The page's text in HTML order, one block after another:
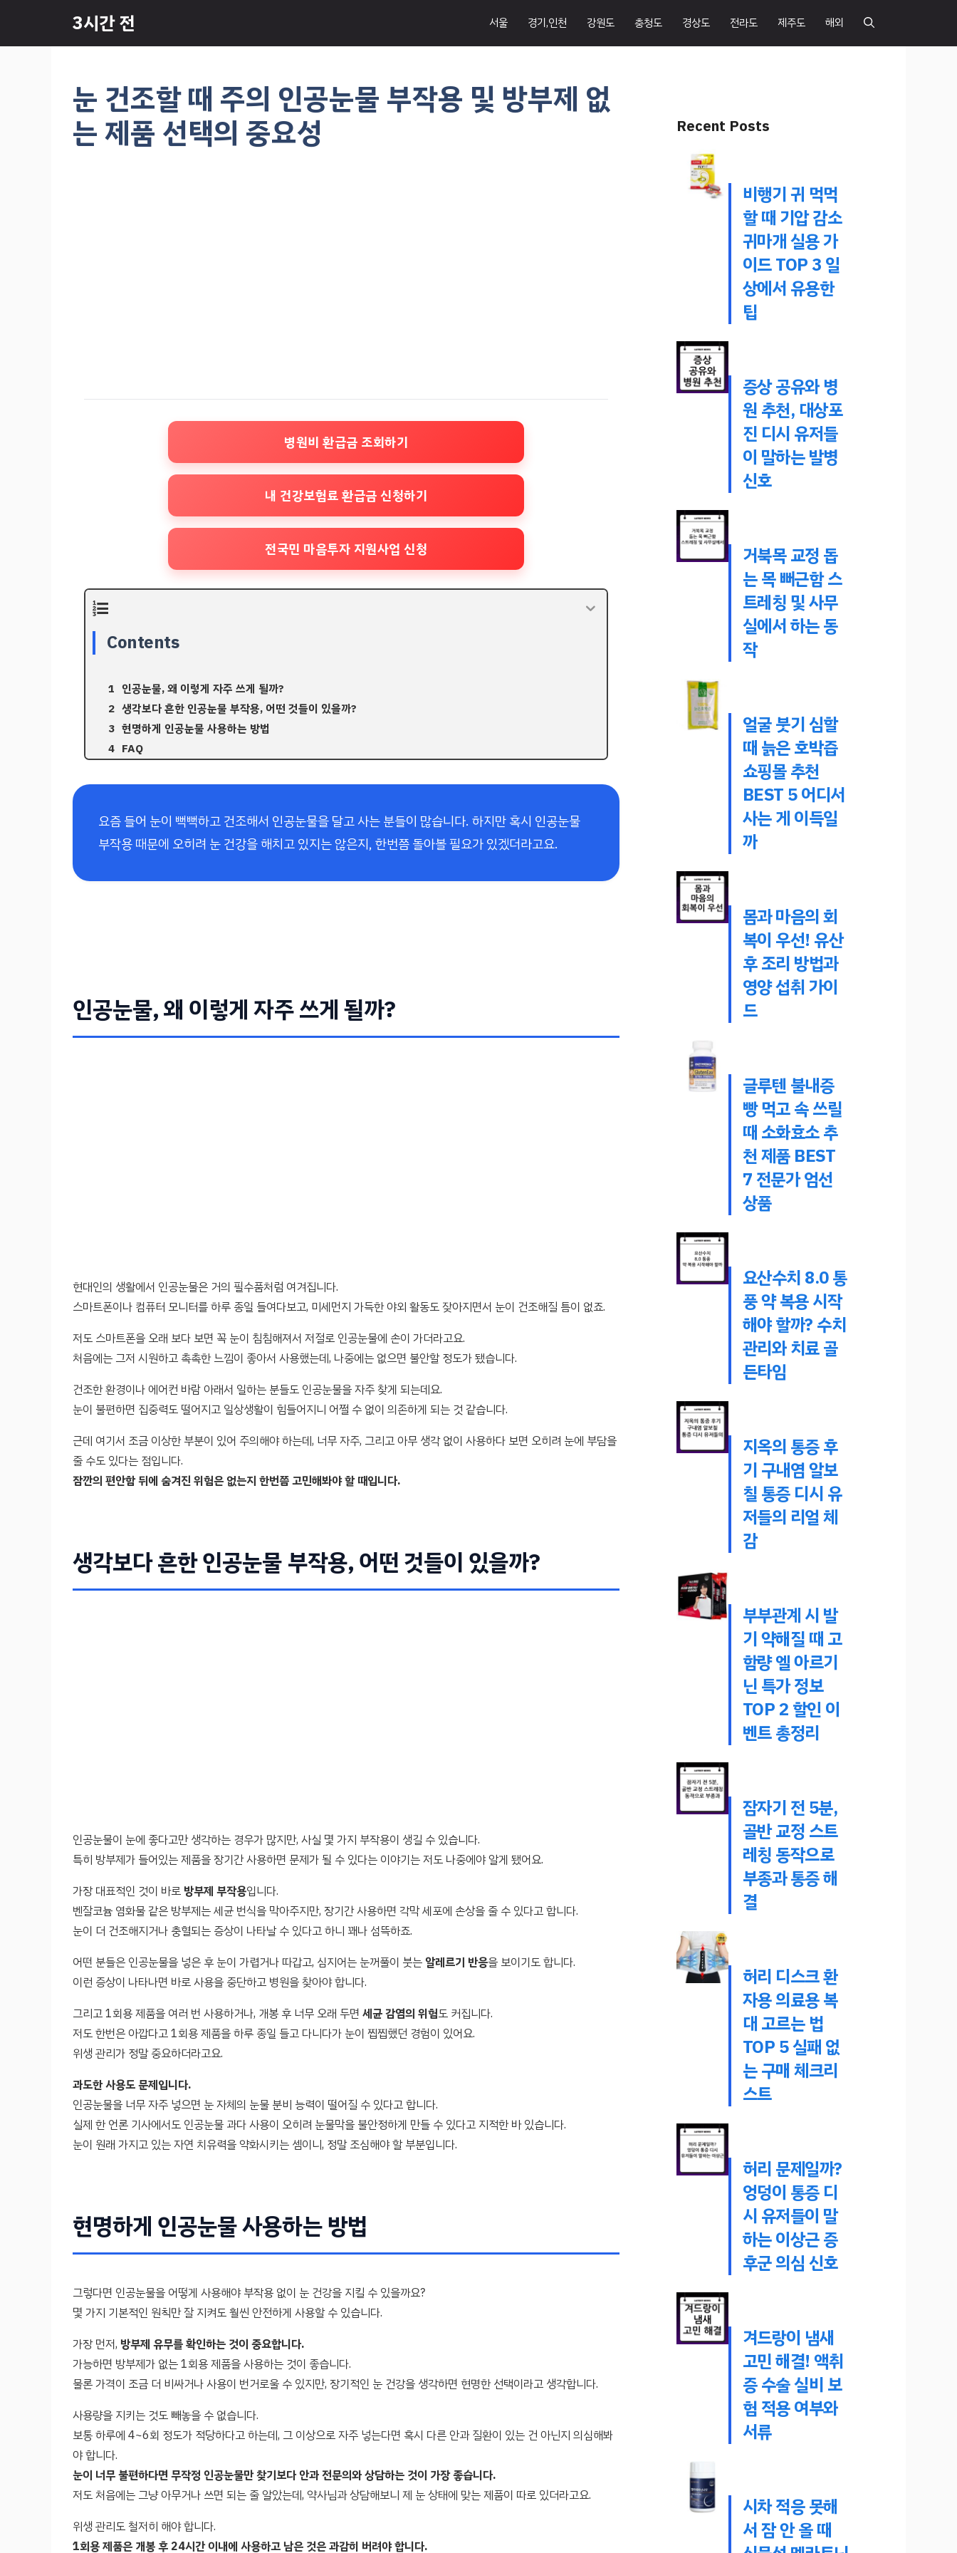
츠
3시간 전 서울 경기,인천 강원도 충청도 경상도 전라도 제주도 해외
눈 건조할 때 주의 인공눈물 부작용 및 방부제 없
는 제품 선택의 중요성
병원비 환급금 조회하기
내 건강보험료 환급금 신청하기
전국민 마음투자 지원사업 신청
Contents
인공눈물, 왜 이렇게 자주 쓰게 될까?
생각보다 흔한 인공눈물 부작용, 어떤 것들이 있을까?
현명하게 인공눈물 사용하는 방법
FAQ
요즘 들어 눈이 뻑뻑하고 건조해서 인공눈물을 달고 사는 분들이 많습니다. 하지만 혹시 인공눈물
부작용 때문에 오히려 눈 건강을 해치고 있지는 않은지, 한번쯤 돌아볼 필요가 있겠더라고요.
인공눈물, 왜 이렇게 자주 쓰게 될까?
현대인의 생활에서 인공눈물은 거의 필수품처럼 여겨집니다.
스마트폰이나 컴퓨터 모니터를 하루 종일 들여다보고, 미세먼지 가득한 야외 활동도 잦아지면서 눈이 건조해질 틈이 없죠.
저도 스마트폰을 오래 보다 보면 꼭 눈이 침침해져서 저절로 인공눈물에 손이 가더라고요.
처음에는 그저 시원하고 촉촉한 느낌이 좋아서 사용했는데, 나중에는 없으면 불안할 정도가 됐습니다.
건조한 환경이나 에어컨 바람 아래서 일하는 분들도 인공눈물을 자주 찾게 되는데요.
눈이 불편하면 집중력도 떨어지고 일상생활이 힘들어지니 어쩔 수 없이 의존하게 되는 것 같습니다.
근데 여기서 조금 이상한 부분이 있어 주의해야 하는데, 너무 자주, 그리고 아무 생각 없이 사용하다 보면 오히려 눈에 부담을
줄 수도 있다는 점입니다.
잠깐의 편안함 뒤에 숨겨진 위험은 없는지 한번쯤 고민해봐야 할 때입니다.
생각보다 흔한 인공눈물 부작용, 어떤 것들이 있을까?
인공눈물이 눈에 좋다고만 생각하는 경우가 많지만, 사실 몇 가지 부작용이 생길 수 있습니다.
특히 방부제가 들어있는 제품을 장기간 사용하면 문제가 될 수 있다는 이야기는 저도 나중에야 알게 됐어요.
가장 대표적인 것이 바로 방부제 부작용입니다.
벤잘코늄 염화물 같은 방부제는 세균 번식을 막아주지만, 장기간 사용하면 각막 세포에 손상을 줄 수 있다고 합니다.
눈이 더 건조해지거나 충혈되는 증상이 나타날 수 있다고 하니 꽤나 섬뜩하죠.
어떤 분들은 인공눈물을 넣은 후 눈이 가렵거나 따갑고, 심지어는 눈꺼풀이 붓는 알레르기 반응을 보이기도 합니다.
이런 증상이 나타나면 바로 사용을 중단하고 병원을 찾아야 합니다.
그리고 1회용 제품을 여러 번 사용하거나, 개봉 후 너무 오래 두면 세균 감염의 위험도 커집니다.
저도 한번은 아깝다고 1회용 제품을 하루 종일 들고 다니다가 눈이 찝찝했던 경험이 있어요.
위생 관리가 정말 중요하더라고요.
과도한 사용도 문제입니다.
인공눈물을 너무 자주 넣으면 눈 자체의 눈물 분비 능력이 떨어질 수 있다고 합니다.
실제 한 언론 기사에서도 인공눈물 과다 사용이 오히려 눈물막을 불안정하게 만들 수 있다고 지적한 바 있습니다.
눈이 원래 가지고 있는 자연 치유력을 약화시키는 셈이니, 정말 조심해야 할 부분입니다.
현명하게 인공눈물 사용하는 방법
그렇다면 인공눈물을 어떻게 사용해야 부작용 없이 눈 건강을 지킬 수 있을까요?
몇 가지 기본적인 원칙만 잘 지켜도 훨씬 안전하게 사용할 수 있습니다.
가장 먼저, 방부제 유무를 확인하는 것이 중요합니다.
가능하면 방부제가 없는 1회용 제품을 사용하는 것이 좋습니다.
물론 가격이 조금 더 비싸거나 사용이 번거로울 수 있지만, 장기적인 눈 건강을 생각하면 현명한 선택이라고 생각합니다.
사용량을 지키는 것도 빼놓을 수 없습니다.
보통 하루에 4~6회 정도가 적당하다고 하는데, 그 이상으로 자주 넣는다면 혹시 다른 안과 질환이 있는 건 아닌지 의심해봐
야 합니다.
눈이 너무 불편하다면 무작정 인공눈물만 찾기보다 안과 전문의와 상담하는 것이 가장 좋습니다.
저도 처음에는 그냥 아무거나 쓰면 되는 줄 알았는데, 약사님과 상담해보니 제 눈 상태에 맞는 제품이 따로 있더라고요.
위생 관리도 철저히 해야 합니다.
1회용 제품은 개봉 후 24시간 이내에 사용하고 남은 것은 과감히 버려야 합니다.
Recent Posts
비행기 귀 먹먹
할 때 기압 감소
귀마개 실용 가
이드 TOP 3 일
상에서 유용한
팁
증상 공유와 병
원 추천, 대상포
진 디시 유저들
이 말하는 발병
신호
거북목 교정 돕
는 목 뻐근함 스
트레칭 및 사무
실에서 하는 동
작
얼굴 붓기 심할
때 늙은 호박즙
쇼핑몰 추천
BEST 5 어디서
사는 게 이득일
까
몸과 마음의 회
복이 우선! 유산
후 조리 방법과
영양 섭취 가이
드
글루텐 불내증
빵 먹고 속 쓰릴
때 소화효소 추
천 제품 BEST
7 전문가 엄선
상품
요산수치 8.0 통
풍 약 복용 시작
해야 할까? 수치
관리와 치료 골
든타임
지옥의 통증 후
기 구내염 알보
칠 통증 디시 유
저들의 리얼 체
감
부부관계 시 발
기 약해질 때 고
함량 엘 아르기
닌 특가 정보
TOP 2 할인 이
벤트 총정리
잠자기 전 5분,
골반 교정 스트
레칭 동작으로
부종과 통증 해
결
허리 디스크 환
자용 의료용 복
대 고르는 법
TOP 5 실패 없
는 구매 체크리
스트
허리 문제일까?
엉덩이 통증 디
시 유저들이 말
하는 이상근 증
후군 의심 신호
겨드랑이 냄새
고민 해결! 액취
증 수술 실비 보
험 적용 여부와
서류
시차 적응 못해
서 잠 안 올 때